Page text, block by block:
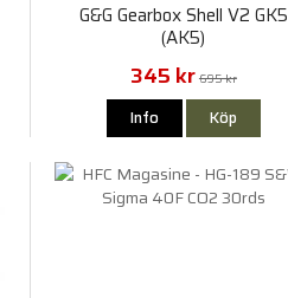
G&G Gearbox Shell V2 GK5
(AK5)
345 kr 695 kr
Info Köp